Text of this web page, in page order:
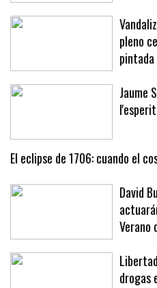
pleno
pintada
Jaume
El eclipse de 1706: cuando el
David
Verano
drogas